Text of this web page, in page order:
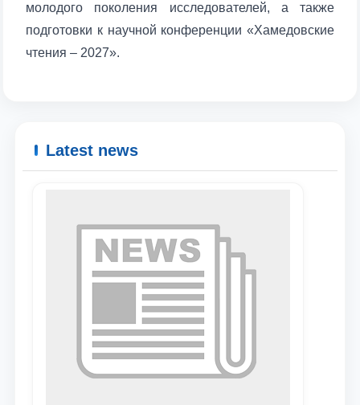
молодого поколения исследователей, а также
подготовки к научной конференции «Хамедовские
чтения – 2027».
Latest news